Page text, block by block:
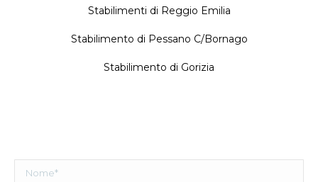
Stabilimenti di Reggio Emilia
Stabilimento di Pessano C/Bornago
Stabilimento di Gorizia